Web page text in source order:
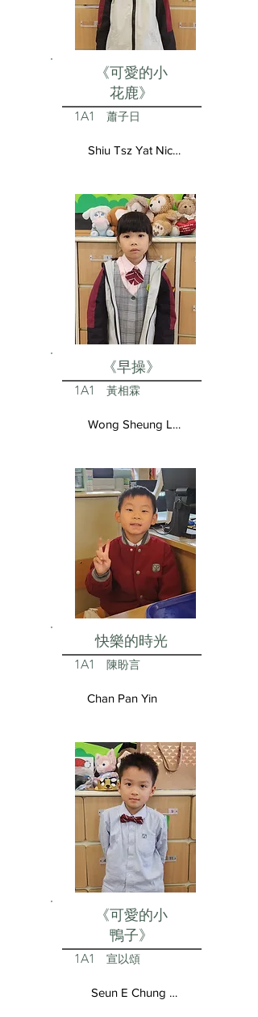
《可愛的小
花鹿》
1A1 蕭子日
Shiu Tsz Yat Nicolas
《早操》
1A1 黃相霖
Wong Sheung Lam
快樂的時光
1A1 陳盼言
Chan Pan Yin
《可愛的小
鴨子》
1A1 宣以頌
Seun E Chung Aston